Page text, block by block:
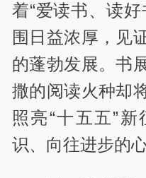
着“爱读书、读
围日益浓厚，见
的蓬勃发展。书
撒的阅读火种却
照亮“十五五”
识、向往进步的心